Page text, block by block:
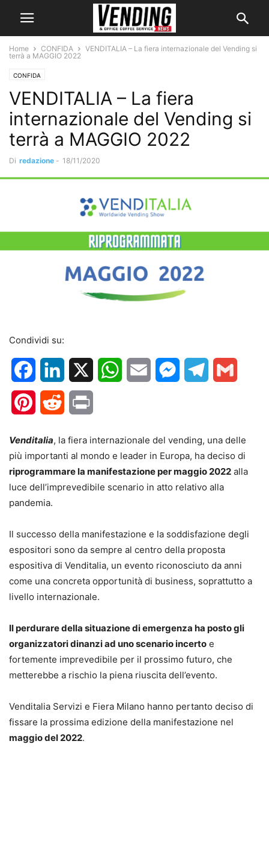
Home CONFIDA
VENDITALIA – La fiera internazionale del Vending si
terrà a MAGGIO 2022
CONFIDA
VENDITALIA – La fiera
internazionale del Vending si
terrà a MAGGIO 2022
Di redazione - 18/11/2020
Condividi su:
FacebookLinkedIn WhatsApp
Email MessengerTelegram
PinterestReddit
Venditalia, la fiera internazionale del vending, una delle
più importanti al mondo e leader in Europa, ha deciso di
riprogrammare la manifestazione per maggio 2022 alla
luce dell’imprevedibile scenario in atto relativo alla
pandemia.
Il successo della manifestazione e la soddisfazione degli
espositori sono da sempre al centro della proposta
espositiva di Venditalia, un evento riconosciuto da anni
come una concreta opportunità di business, soprattutto a
livello internazionale.
Il perdurare della situazione di emergenza ha posto gli
organizzatori dinanzi ad uno scenario incerto e
fortemente imprevedibile per il prossimo futuro, che
metterebbe a rischio la piena riuscita dell’evento.
Venditalia Servizi e Fiera Milano hanno pertanto deciso di
fissare la prossima edizione della manifestazione nel
maggio del 2022.